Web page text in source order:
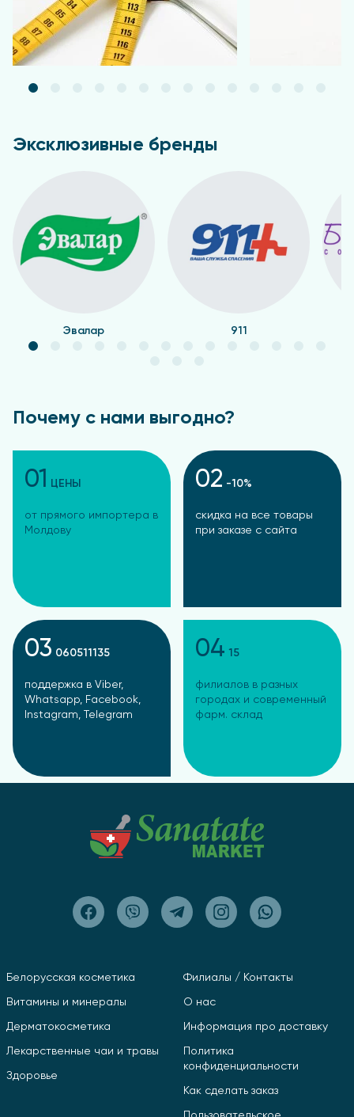
Эксклюзивные бренды
Эвалар 911
Почему с нами выгодно?
01 ЦЕНЫ
от прямого импортера в
Молдову
02 -10%
скидка на все товары
при заказе с сайта
03 060511135
поддержка в Viber,
Whatsapp, Facebook,
Instagram, Telegram
04 15
филиалов в разных
городах и современный
фарм. склад
Белорусская косметика
Витамины и минералы
Дерматокосметика
Лекарственные чаи и травы
Здоровье
Филиалы / Контакты
О нас
Информация про доставку
Политика
конфиденциальности
Как сделать заказ